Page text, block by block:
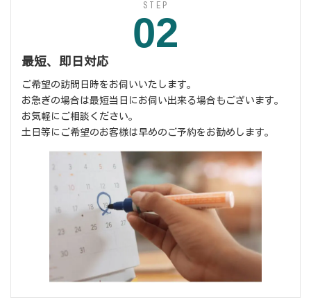
STEP
02
最短、即日対応
ご希望の訪問日時をお伺いいたします。
お急ぎの場合は最短当日にお伺い出来る場合もございます。
お気軽にご相談ください。
土日等にご希望のお客様は早めのご予約をお勧めします。